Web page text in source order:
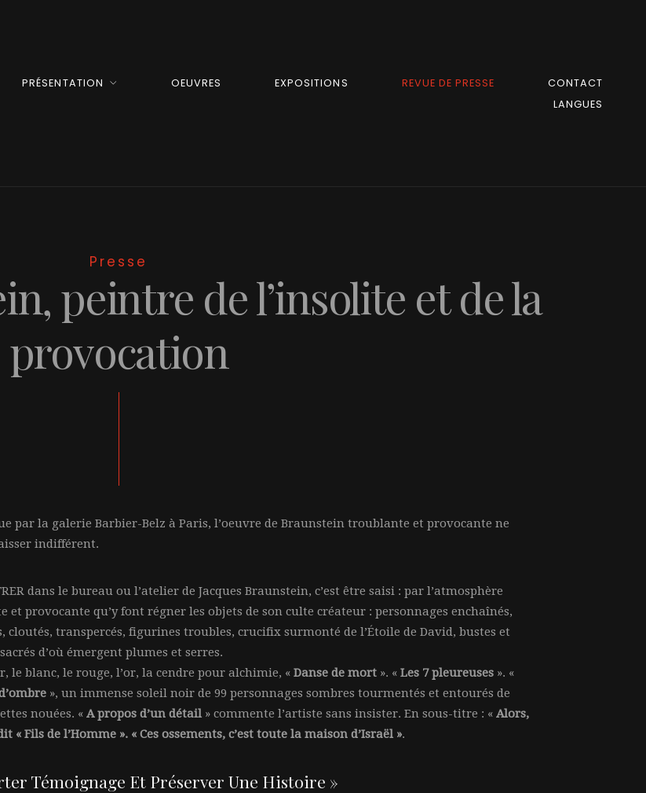
PRÉSENTATION OEUVRES EXPOSITIONS REVUE DE PRESSE
CONTACT
LANGUES
Presse
peintre de l’insolite et de la
provocation
par la galerie Barbier-Belz à Paris, l’oeuvre de Braunstein troublante et provocante ne
indifférent.
dans le bureau ou l’atelier de Jacques Braunstein, c’est être saisi : par l’atmosphère
et provocante qu’y font régner les objets de son culte créateur : personnages enchaînés,
cloutés, transpercés, figurines troubles, crucifix surmonté de l’Étoile de David, bustes et
d’où émergent plumes et serres.
le blanc, le rouge, l’or, la cendre pour alchimie, «Danse de mort ». «Les 7 pleureuses ». «
», un immense soleil noir de 99 personnages sombres tourmentés et entourés de
nouées. «A propos d’un détail » commente l’artiste sans insister. En sous-titre : «Alors,
« Fils de l’Homme ». « Ces ossements, c’est toute la maison d’Israël ».
Témoignage Et Préserver Une Histoire »